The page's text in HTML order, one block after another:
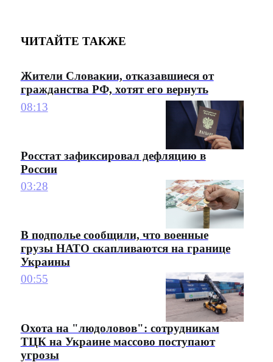
ЧИТАЙТЕ ТАКЖЕ
Жители Словакии, отказавшиеся от
гражданства РФ, хотят его вернуть
08:13
Росстат зафиксировал дефляцию в
России
03:28
В подполье сообщили, что военные
грузы НАТО скапливаются на границе
Украины
00:55
Охота на "людоловов": сотрудникам
ТЦК на Украине массово поступают
угрозы